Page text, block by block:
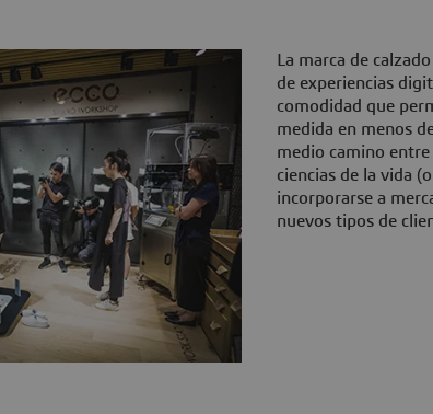
La marca de
de experiencias
comodidad que
medida en menos
medio camino
ciencias de la vida
incorporarse a
nuevos tipos de